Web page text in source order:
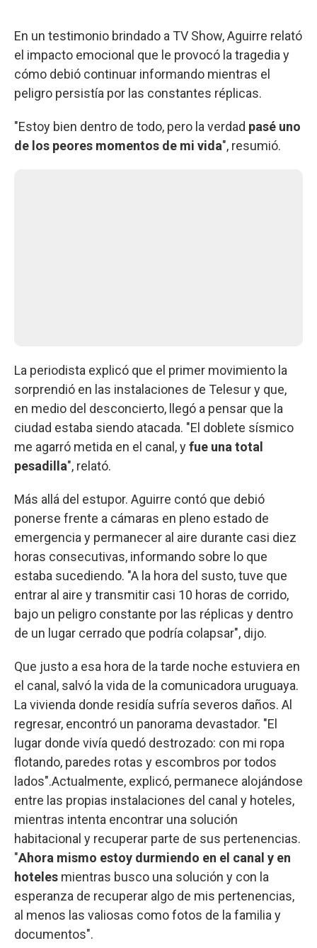
En un testimonio brindado a TV Show, Aguirre relató
el impacto emocional que le provocó la tragedia y
cómo debió continuar informando mientras el
peligro persistía por las constantes réplicas.
"Estoy bien dentro de todo, pero la verdad pasé uno
de los peores momentos de mi vida", resumió.
La periodista explicó que el primer movimiento la
sorprendió en las instalaciones de Telesur y que,
en medio del desconcierto, llegó a pensar que la
ciudad estaba siendo atacada. "El doblete sísmico
me agarró metida en el canal, yfue una total
pesadilla", relató.
Más allá del estupor. Aguirre contó que debió
ponerse frente a cámaras en pleno estado de
emergencia y permanecer al aire durante casi diez
horas consecutivas, informando sobre lo que
estaba sucediendo. "A la hora del susto, tuve que
entrar al aire y transmitir casi 10 horas de corrido,
bajo un peligro constante por las réplicas y dentro
de un lugar cerrado que podría colapsar", dijo.
Que justo a esa hora de la tarde noche estuviera en
el canal, salvó la vida de la comunicadora uruguaya.
La vivienda donde residía sufría severos daños. Al
regresar, encontró un panorama devastador. "El
lugar donde vivía quedó destrozado: con mi ropa
flotando, paredes rotas y escombros por todos
lados".Actualmente, explicó, permanece alojándose
entre las propias instalaciones del canal y hoteles,
mientras intenta encontrar una solución
habitacional y recuperar parte de sus pertenencias.
"Ahora mismo estoy durmiendo en el canal y en
hoteles mientras busco una solución y con la
esperanza de recuperar algo de mis pertenencias,
al menos las valiosas como fotos de la familia y
documentos".